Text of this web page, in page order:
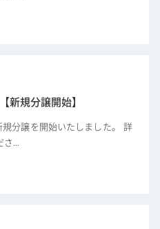
新規分譲開始】
規分譲を開始いたしました。 詳
さ...